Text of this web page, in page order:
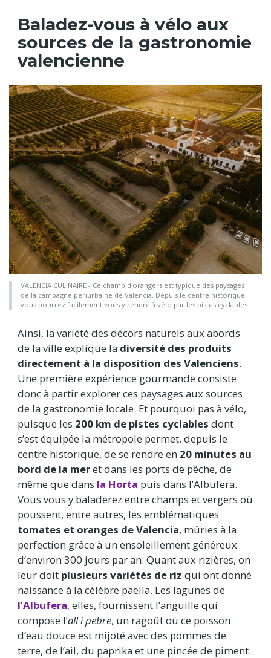
Baladez-vous à vélo aux
sources de la gastronomie
valencienne
VALENCIA CULINAIRE - Ce champ d'orangers est typique des paysages
de la campagne périurbaine de Valencia. Depuis le centre historique,
vous pourrez facilement vous y rendre à vélo par les pistes cyclables.
Ainsi, la variété des décors naturels aux abords
de la ville explique la diversité des produits
directement à la disposition des Valenciens.
Une première expérience gourmande consiste
donc à partir explorer ces paysages aux sources
de la gastronomie locale. Et pourquoi pas à vélo,
puisque les 200 km de pistes cyclables dont
s’est équipée la métropole permet, depuis le
centre historique, de se rendre en 20 minutes au
bord de la meret dans les ports de pêche, de
même que dans la Horta puis dans l’Albufera.
Vous vous y baladerez entre champs et vergers où
poussent, entre autres, les emblématiques
tomates et oranges de Valencia, mûries à la
perfection grâce à un ensoleillement généreux
d’environ 300 jours par an. Quant aux rizières, on
leur doit plusieurs variétés de riz qui ont donné
naissance à la célèbre paëlla. Les lagunes de
l’Albufera, elles, fournissent l’anguille qui
compose l’all i pebre, un ragoût où ce poisson
d’eau douce est mijoté avec des pommes de
terre, de l’ail, du paprika et une pincée de piment.